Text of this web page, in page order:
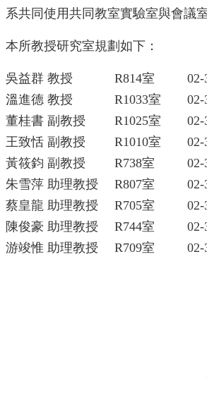
導
覽
聯
絡
資
訊
English
本
所
介
師
介
紹
系共同使用共同教室實驗室與會議室
本所教授研究室規劃如下：
吳益群 教授 R814室
02-
溫進德 教授
R1033室
02-
董桂書 副教授
R1025室
02-
王致恬 副教授
R1010室
02-
黃筱鈞 副教授
R738室
02-
朱雪萍 助理教授
R807室
02-
蔡皇龍 助理教授
R705室
02-
陳俊豪 助理教授
R744室
02-
游竣惟 助理教授
R709室 02-